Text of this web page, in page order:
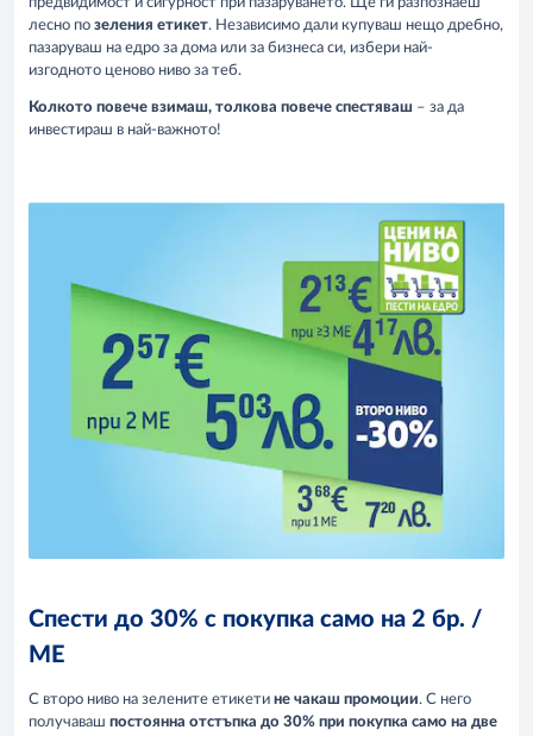
лесно по зеления етикет. Независимо дали купуваш нещо дребно,
пазаруваш на едро за дома или за бизнеса си, избери най-
изгодното ценово ниво за теб.
Колкото повече взимаш, толкова повече спестяваш – за да
инвестираш в най-важното!
Спести до 30% с покупка само на 2 бр. /
МЕ
С второ ниво на зелените етикети не чакаш промоции. С него
получаваш постоянна отстъпка до 30% при покупка само на две